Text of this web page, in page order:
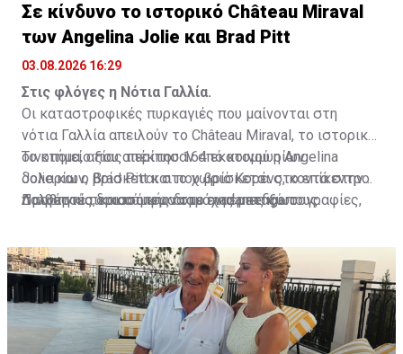
Σε κίνδυνο το ιστορικό Château Miraval
των Angelina Jolie και Brad Pitt
03.08.2026 16:29
Στις φλόγες η Νότια Γαλλία.
Οι καταστροφικές πυρκαγιές που μαίνονται στη
νότια Γαλλία απειλούν το Château Miraval, το ιστορικό
οινοποιείο που απέκτησαν από κοινού η Angelina
Jolie και ο Brad Pitt και που βρίσκεται στο επίκεντρο
πολυετούς δικαστικής διαμάχης μεταξύ τους.
Το κτήμα, αξίας περίπου 164 εκατομμυρίων
δολαρίων, βρίσκεται στο χωριό Κορένς, κοντά στην
Προβηγκία, και σύμφωνα με εναέριες φωτογραφίες,
τους αμπελώνες του. Μέχρι στιγμής, ωστόσο, δεν
υπάρχουν ενδείξεις ότι το Château Miraval έχει
υποστεί ζημιές.
Διαβάστε περισσότερα στοmadamefigaro